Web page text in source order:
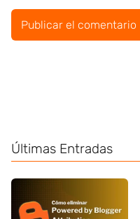
Últimas Entradas